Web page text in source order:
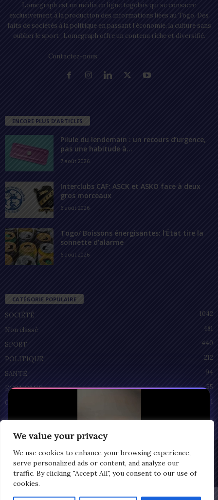
We value your privacy
We use cookies to enhance your browsing experience,
serve personalized ads or content, and analyze our
traffic. By clicking "Accept All", you consent to our use of
cookies.
Lomegraph est un média en ligne togolais qui se consacre
exclusivement à la production des informations liées au Togo. Des
faits de sociétés à la politique en passant l’économie, la culture sans
oublier le sport ; Lomegraph offre un contenu riche et diversifié.
Contactez-nous:
ENCORE PLUS D'ARTICLES
Pilule du lendemain : un recours d’urgence,
pas une habitude à...
7 août 2026
Interclubs CAF: ASCK et ASKO face à deux
gros morceaux
6 août 2026
Togo/ Boissons énergisantes: l’État tire la
sonnette d’alarme
6 août 2026
CATÉGORIE POPULAIRE
SOCIÉTÉ
1042
Non classé
481
SPORT
440
POLITIQUE
212
SANTÉ
94
ECONOMIE
55
CULTURE
51
Privacy
© Copyright 2025 | LOMEGRAPH
All rights reserved